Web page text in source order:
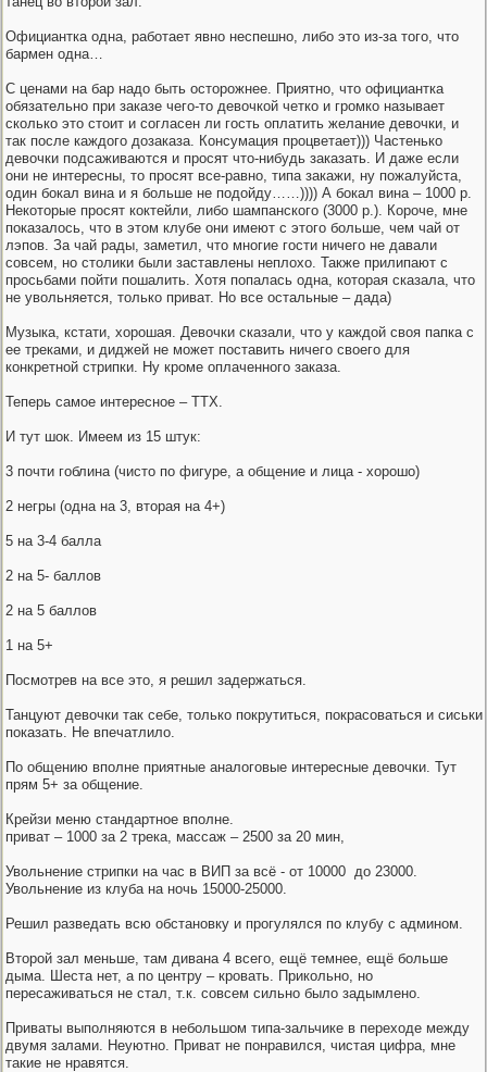
Официантка одна, работаeт явно неспешно, либо это из-за того, что
бармен одна…
С ценами на бар надо быть осторожнее. Приятно, что официантка
обязательно при заказе чего-то девочкой четко и громко называет
сколько это стоит и согласен ли гость оплатить желание девочки, и
так после каждого дозаказа. Консумация процветает))) Частенько
девочки подсаживаются и просят что-нибудь заказать. И даже если
они не интересны, то просят все-равно, типа закажи, ну пожалуйста,
один бокал вина и я больше не подойду……)))) А бокал вина – 1000 р.
Некоторые просят коктейли, либо шампанского (3000 р.). Короче, мне
показалось, что в этом клубе они имеют с этого больше, чем чай от
лэпов. За чай рады, заметил, что многие гости ничего не давали
совсем, но столики были заставлены неплохо. Также прилипают с
просьбами пойти пошалить. Хотя попалась одна, которая сказала, что
не увольняется, только приват. Но все остальные – дада)
Музыка, кстати, хорошая. Девочки сказали, что у каждой своя папка с
ее треками, и диджей не может поставить ничего своего для
конкретной стрипки. Ну кроме оплаченного заказа.
Теперь самое интересное – ТТХ.
И тут шок. Имеем из 15 штук:
3 почти гоблина (чисто по фигуре, а общение и лица - хорошо)
2 негры (одна на 3, вторая на 4+)
5 на 3-4 балла
2 на 5- баллов
2 на 5 баллов
1 на 5+
Посмотрев на все это, я решил задержаться.
Танцуют девочки так себе, только покрутиться, покрасоваться и сиськи
показать. Не впечатлило.
По общению вполне приятные аналоговые интересные девочки. Тут
прям 5+ за общение.
Крейзи меню стандартное вполне.
приват – 1000 за 2 трека, массаж – 2500 за 20 мин,
Увольнение стрипки на час в ВИП за всё - от 10000 до 23000.
Увольнение из клуба на ночь 15000-25000.
Решил разведать всю обстановку и прогулялся по клубу с админом.
Второй зал меньше, там дивана 4 всего, ещё темнее, ещё больше
дыма. Шеста нет, а по центру – кровать. Прикольно, но
пересаживаться не стал, т.к. совсем сильно было задымлено.
Приваты выполняются в небольшом типа-зальчике в переходе между
двумя залами. Неуютно. Приват не понравился, чистая цифра, мне
такие не нравятся.